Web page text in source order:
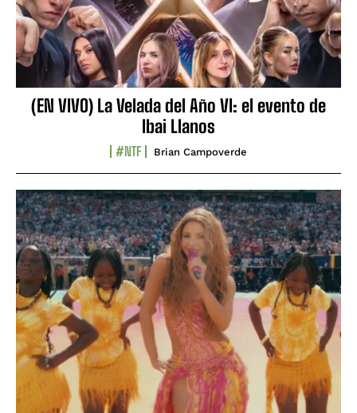
(EN VIVO) La Velada del Año VI: el evento de
Ibai Llanos
#NTF Brian Campoverde